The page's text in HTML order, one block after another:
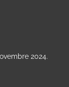
2024.